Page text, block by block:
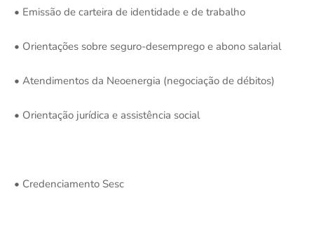
• Emissão de carteira de identidade e de trabalho
• Orientações sobre seguro-desemprego e abono salarial
• Atendimentos da Neoenergia (negociação de débitos)
• Orientação jurídica e assistência social
• Credenciamento Sesc